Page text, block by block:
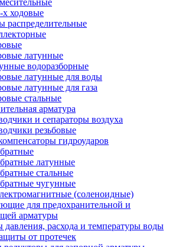
ходовые
распределительные
латунные
водоразборные
латунные для воды
латунные для газа
стальные
арматура
и сепараторы воздуха
резьбовые
гидроударов
латунные
стальные
чугунные
(соленоидные)
для предохранительной и
арматуры
давления, расхода и температуры воды
от протечек